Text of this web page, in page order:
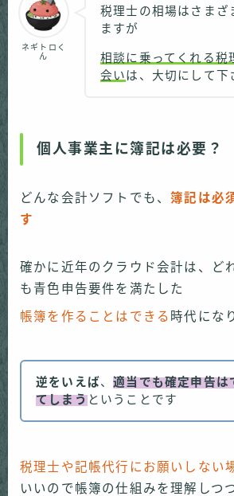
ネギトロく
ん
税理士の相場はさまざ
ますが
相談に乗ってくれる税
会いは、大切にして
個人事業主に簿記は必要？
どんな会計ソフトでも、簿記は必
す
確かに近年のクラウド会計は、ど
も青色申告要件を満たした
帳簿を作ることはできる 時代にな
逆をいえば、適当でも確定申告は
てしまう ということです
税理士や記帳代行にお願いしない
いいので帳簿の仕組みを理解しつ